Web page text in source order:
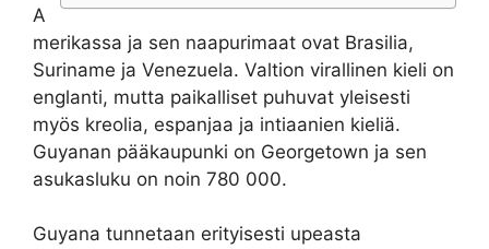
A
merikassa ja sen naapurimaat ovat Brasilia,
Suriname ja Venezuela. Valtion virallinen kieli on
englanti, mutta paikalliset puhuvat yleisesti
myös kreolia, espanjaa ja intiaanien kieliä.
Guyanan pääkaupunki on Georgetown ja sen
asukasluku on noin 780 000.
Guyana tunnetaan erityisesti upeasta